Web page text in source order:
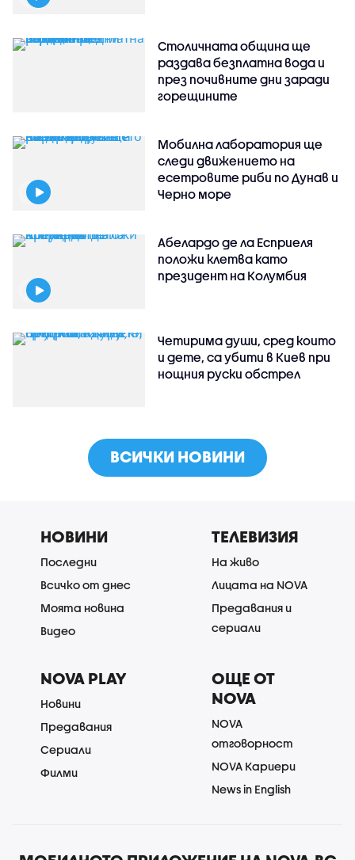
Столичната община ще
раздава безплатна вода и
през почивните дни заради
горещините
Мобилна лаборатория ще
следи движението на
есетровите риби по Дунав и
Черно море
Абелардо де ла Есприеля
положи клетва като
президент на Колумбия
Четирима души, сред които
и дете, са убити в Киев при
нощния руски обстрел
ВСИЧКИ НОВИНИ
НОВИНИ
Последни
Всичко от днес
Моята новина
Видео
ТЕЛЕВИЗИЯ
На живо
Лицата на NOVA
Предавания и
сериали
NOVA PLAY
Новини
Предавания
Сериали
Филми
ОЩЕ ОТ
NOVA
NOVA
отговорност
NOVA Кариери
News in English